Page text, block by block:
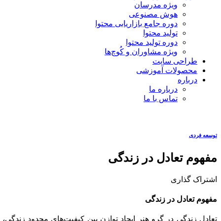
ویژه مدرسان
هوش مصنوعی
دوره جامع بازاریابی محتوا
تولید محتوا
دوره تولید محتوا
ویژه مشاوران و کُوچ‌ها
طراحی سایت
محصولات آموزشی
درباره
درباره ما
تماس با ما
توسعه فردی
مفهوم تعادل در زندگی
اشتراک گذاری
مفهوم تعادل در زندگی
تعادل زندگی در گرو هنر ایجاد توازن بین کیفیت‌های محدود